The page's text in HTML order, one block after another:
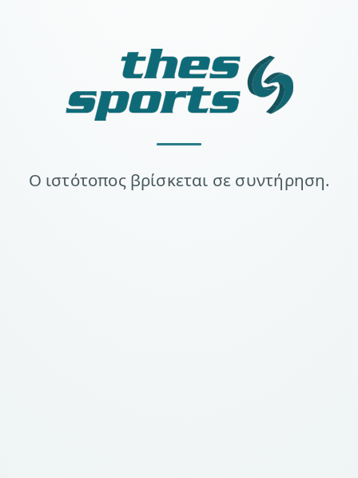
Ο ιστότοπος βρίσκεται σε συντήρηση.